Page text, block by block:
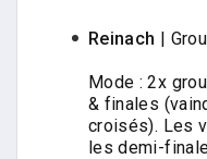
Reinach |
Mode : 2x
& finales
croisés). Les
les demi-